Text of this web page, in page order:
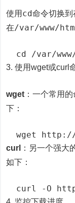
使用 cd命令切换
在/var/www/
cd /var/
3. 使用wget或curl
wget ：一个常用
下：
wget
curl
：另一个强大
如下：
curl -O